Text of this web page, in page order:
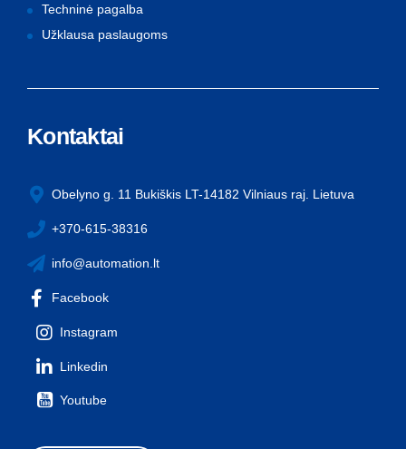
Techninė pagalba
Užklausa paslaugoms
Kontaktai
Obelyno g. 11 Bukiškis LT-14182 Vilniaus raj. Lietuva
+370-615-38316
info@automation.lt
Facebook
Instagram
Linkedin
Youtube